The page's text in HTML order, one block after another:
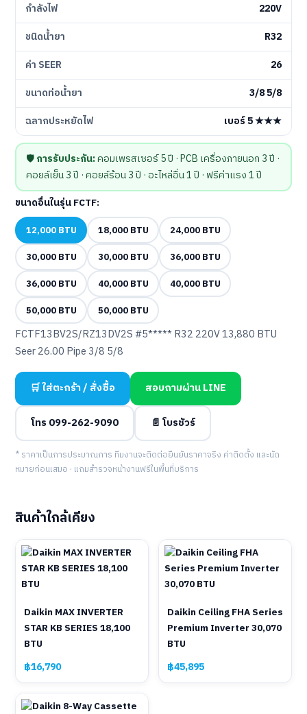
กำลังไฟ
220V
ชนิดน้ำยา
R32
ค่า SEER
26
ขนาดท่อน้ำยา
3/8 5/8
ฉลากประหยัดไฟ
เบอร์ 5 ★★★
🛡️การรับประกัน:คอมเพรสเซอร์ 5 ปี · PCB เครื่องภายนอก 3 ปี ·
คอยล์เย็น 3 ปี · คอยล์ร้อน 3 ปี · อะไหล่อื่น 1 ปี · ฟรีค่าแรง 1 ปี
ขนาดอื่นในรุ่น FCTF:
12,000 BTU
18,000 BTU
24,000 BTU
30,000 BTU
30,000 BTU
36,000 BTU
36,000 BTU
40,000 BTU
40,000 BTU
50,000 BTU
50,000 BTU
FCTF13BV2S/RZ13DV2S #5***** R32 220V 13,880 BTU
Seer 26.00 Pipe 3/8 5/8
🛒 ใส่ตะกร้า / สั่งซื้อ สอบถามผ่าน LINE
โทร 099-262-9090 📄 โบรชัวร์
* ราคาเป็นการประมาณการ ทีมงานจะติดต่อยืนยันราคาจริง ค่าติดตั้ง และนัด
หมายก่อนเสมอ · แถมสำรวจหน้างานฟรีในพื้นที่บริการ
สินค้าใกล้เคียง
Daikin MAX INVERTER
STAR KB SERIES 18,100
BTU
฿16,790
Daikin Ceiling FHA Series
Premium Inverter 30,070
BTU
฿45,895